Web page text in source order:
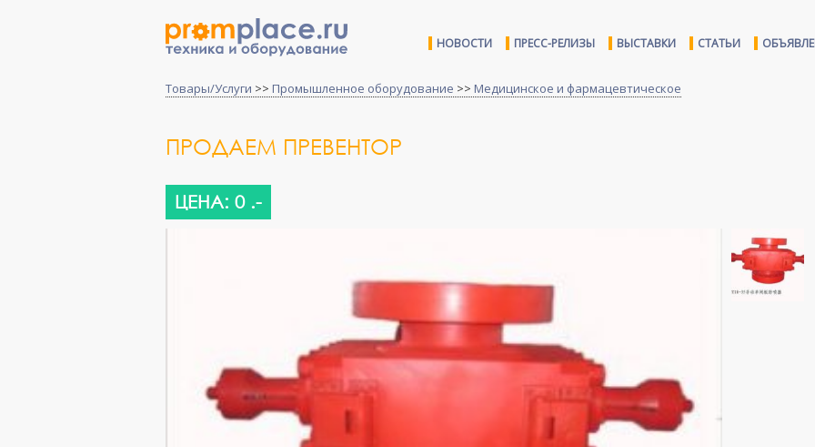
НОВОСТИ ПРЕСС-РЕЛИЗЫ ВЫСТАВКИ СТАТЬИ
Товары/Услуги >> Промышленное оборудование >> Медицинское и фармацевтическое
ПРОДАЕМ ПРЕВЕНТОР
ЦЕНА: 0 .-